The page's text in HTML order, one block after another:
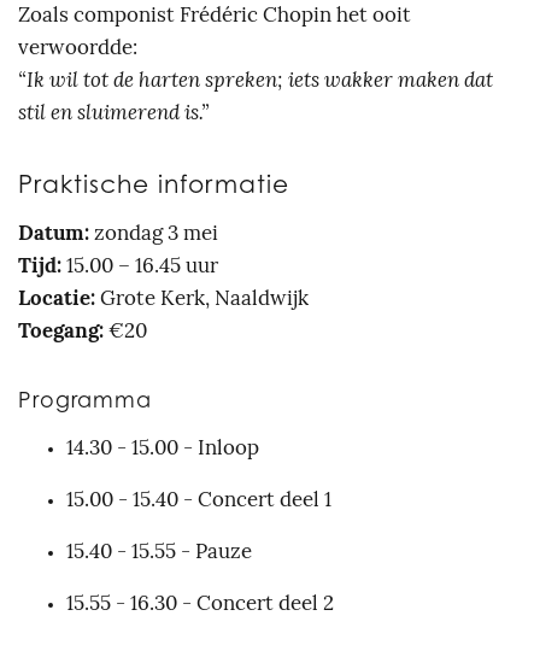
Zoals componist Frédéric Chopin het ooit
verwoordde:
“Ik wil tot de harten spreken; iets wakker maken dat
stil en sluimerend is.”
Praktische informatie
Datum: zondag 3 mei
Tijd: 15.00 – 16.45 uur
Locatie: Grote Kerk, Naaldwijk
Toegang: €20
Programma
14.30 - 15.00 - Inloop
15.00 - 15.40 - Concert deel 1
15.40 - 15.55 - Pauze
15.55 - 16.30 - Concert deel 2